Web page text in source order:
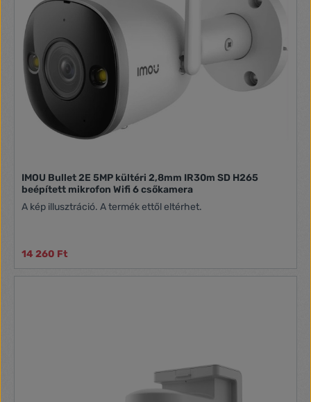
IMOU Bullet 2E 5MP kültéri 2,8mm IR30m SD H265
beépített mikrofon Wifi 6 csőkamera
A kép illusztráció. A termék ettől eltérhet.
14 260 Ft